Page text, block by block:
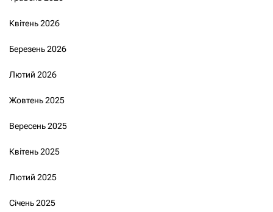
Квітень 2026
Березень 2026
Лютий 2026
Жовтень 2025
Вересень 2025
Квітень 2025
Лютий 2025
Січень 2025